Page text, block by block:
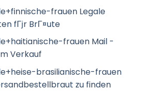
frauen Legale
fГјr BrГ¤ute
frauen Mail -
Verkauf
brasilianische-frauen
zu finden